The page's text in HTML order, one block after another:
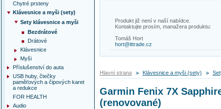
Produkt již není v naší nabídce.
Kontaktujte prosím, manažera produktu:
Tomáš Hort
hort@ittrade.cz
Hlavní strana Klávesnice a myši (sety)
Garmin Fenix 7X
(renovované)
Chytré prsteny
Klávesnice a myši (sety)
Sety klávesnice a myši
Bezdrátové
Drátové
Klávesnice
Myši
Příslušenství do auta
USB huby, čtečky
paměťových a čipových karet
a redukce
FOR HEALTH
Audio